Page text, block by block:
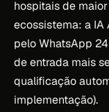
hospitais de
ecossistema: a IA
pelo WhatsApp
de entrada mais
qualificação
implementação).